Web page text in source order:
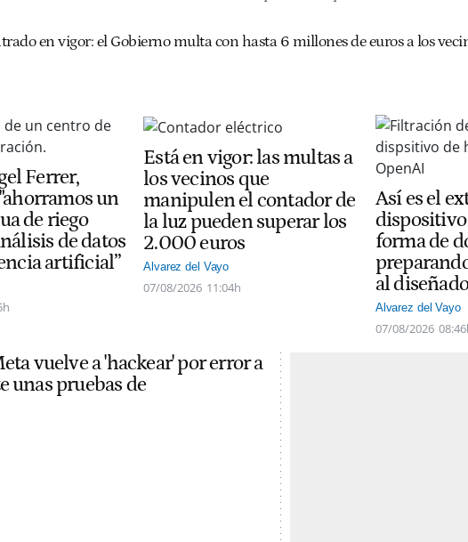
en vigor: el Gobierno multa con hasta 6 millones de euros a los
Ferrer,
un
de riego
de datos
artificial”
Está en vigor: las multas a
los vecinos que
manipulen el contador de
la luz pueden superar los
2.000 euros
Alvarez del Vayo
07/08/2026 11:04h
Así es el
forma de
al
Alvarez del Vayo
07/08/2026
vuelve a 'hackear' por error a
unas pruebas de